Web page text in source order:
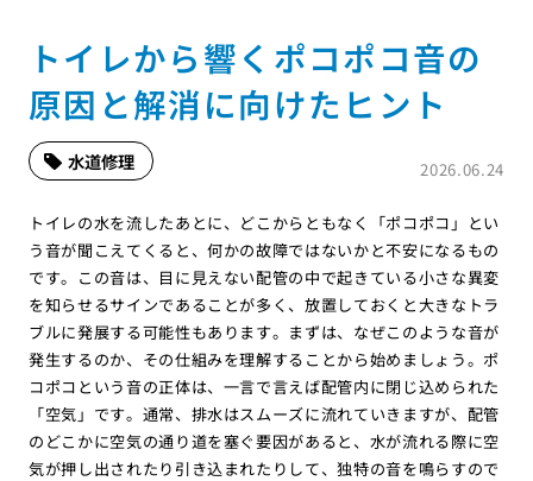
トイレから響くポコポコ音の
原因と解消に向けたヒント
2026.06.24
水道修理
トイレの水を流したあとに、どこからともなく「ポコポコ」とい
う音が聞こえてくると、何かの故障ではないかと不安になるもの
です。この音は、目に見えない配管の中で起きている小さな異変
を知らせるサインであることが多く、放置しておくと大きなトラ
ブルに発展する可能性もあります。まずは、なぜこのような音が
発生するのか、その仕組みを理解することから始めましょう。ポ
コポコという音の正体は、一言で言えば配管内に閉じ込められた
「空気」です。通常、排水はスムーズに流れていきますが、配管
のどこかに空気の通り道を塞ぐ要因があると、水が流れる際に空
気が押し出されたり引き込まれたりして、独特の音を鳴らすので